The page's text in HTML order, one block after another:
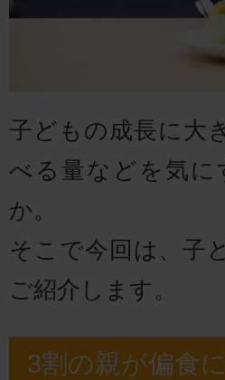
子どもの成長に大
べる量などを気
か。
そこで今回は、子
ご紹介します。
3割の親が偏食